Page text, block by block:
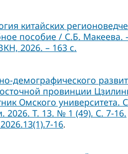
китайских
пособие / С.Б. Макеева.
2026. – 163 с.
демографического
провинции
Омского университета.
2026. Т. 13. № 1 (49). С. 7-16.
16.